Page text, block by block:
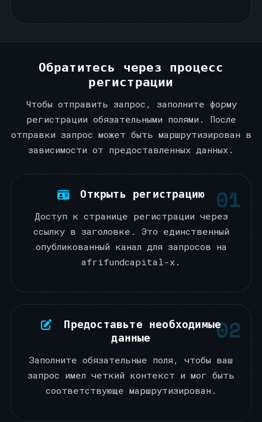
Обратитесь через процесс
регистрации
Чтобы отправить запрос, заполните форму
регистрации обязательными полями. После
отправки запрос может быть маршрутизирован в
зависимости от предоставленных данных.
01
Открыть регистрацию
Доступ к странице регистрации через
ссылку в заголовке. Это единственный
опубликованный канал для запросов на
afrifundcapital-x.
02
Предоставьте необходимые
данные
Заполните обязательные поля, чтобы ваш
запрос имел четкий контекст и мог быть
соответствующе маршрутизирован.